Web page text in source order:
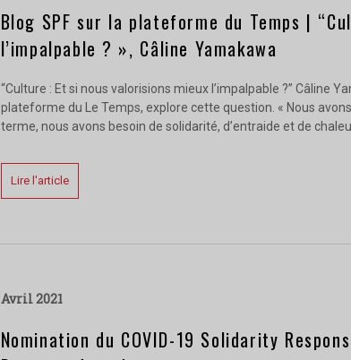
Blog SPF sur la plateforme du Temps |
l’impalpable ? », Câline Yamakawa
“Culture : Et si nous valorisions mieux l’impalpable ?” Câline
plateforme du Le Temps, explore cette question. « Nous
terme, nous avons besoin de solidarité, d’entraide et de
Lire l'article
avril 2021
Nomination du COVID-19 Solidarity